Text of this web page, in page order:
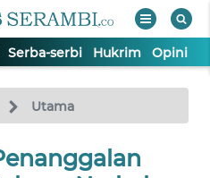
Serba-serbi Hukrim Opini
Utama